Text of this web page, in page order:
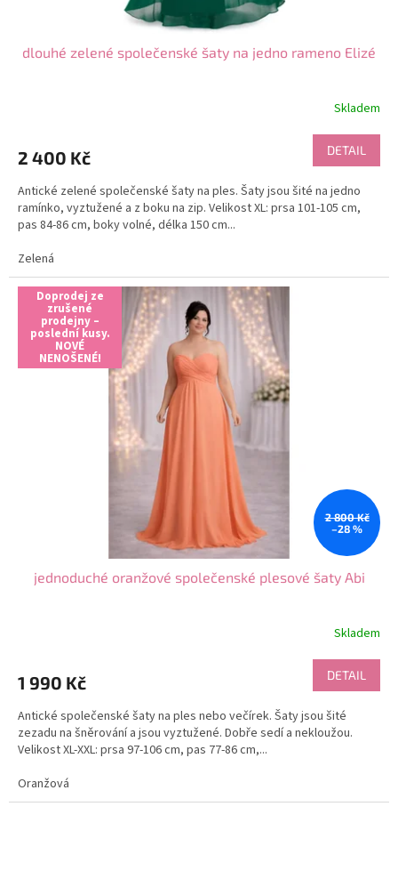
dlouhé zelené společenské šaty na jedno rameno Elizé
Skladem
2 400 Kč DETAIL
Antické zelené společenské šaty na ples. Šaty jsou šité na jedno
ramínko, vyztužené a z boku na zip. Velikost XL: prsa 101-105 cm,
pas 84-86 cm, boky volné, délka 150 cm...
Zelená
Doprodej ze
zrušené
prodejny –
poslední kusy.
NOVÉ
NENOŠENÉ!
2 800 Kč
–28 %
jednoduché oranžové společenské plesové šaty Abi
Skladem
1 990 Kč DETAIL
Antické společenské šaty na ples nebo večírek. Šaty jsou šité
zezadu na šněrování a jsou vyztužené. Dobře sedí a nekloužou.
Velikost XL-XXL: prsa 97-106 cm, pas 77-86 cm,...
Oranžová